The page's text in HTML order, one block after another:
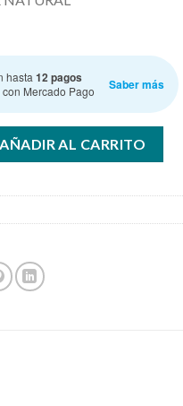
hasta 12 pagos
con Mercado Pago Saber más
NAT LINO GRAFITO SILLA
AÑADIR AL CARRITO